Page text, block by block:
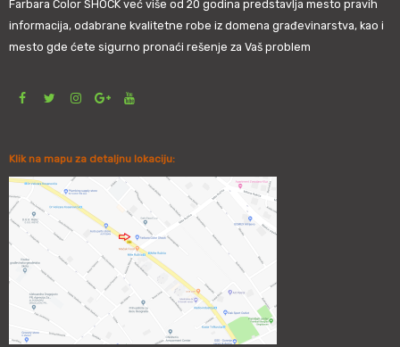
Farbara Color SHOCK već više od 20 godina predstavlja mesto pravih
informacija, odabrane kvalitetne robe iz domena građevinarstva, kao i
mesto gde ćete sigurno pronaći rešenje za Vaš problem
Klik na mapu za detaljnu lokaciju: